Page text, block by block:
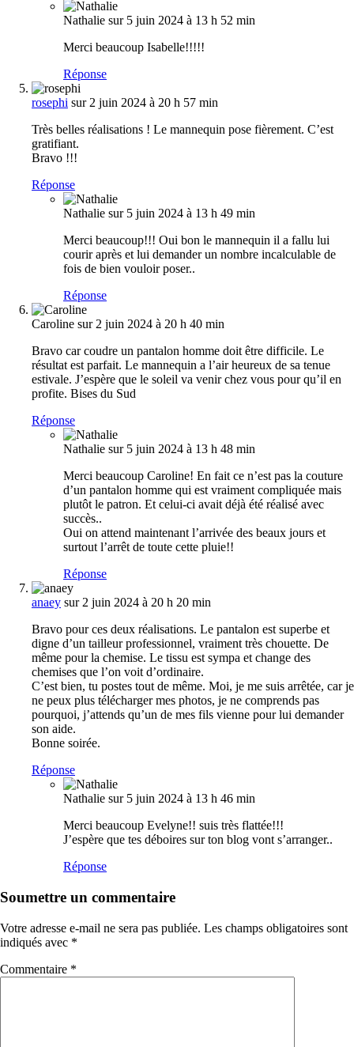
Nathalie sur 5 juin 2024 à 13 h 52 min
Merci beaucoup Isabelle!!!!!
Réponse
rosephi sur 2 juin 2024 à 20 h 57 min
Très belles réalisations ! Le mannequin pose fièrement. C’est
gratifiant.
Bravo !!!
Réponse
Nathalie sur 5 juin 2024 à 13 h 49 min
Merci beaucoup!!! Oui bon le mannequin il a fallu lui
courir après et lui demander un nombre incalculable de
fois de bien vouloir poser..
Réponse
Caroline sur 2 juin 2024 à 20 h 40 min
Bravo car coudre un pantalon homme doit être difficile. Le
résultat est parfait. Le mannequin a l’air heureux de sa tenue
estivale. J’espère que le soleil va venir chez vous pour qu’il en
profite. Bises du Sud
Réponse
Nathalie sur 5 juin 2024 à 13 h 48 min
Merci beaucoup Caroline! En fait ce n’est pas la couture
d’un pantalon homme qui est vraiment compliquée mais
plutôt le patron. Et celui-ci avait déjà été réalisé avec
succès..
Oui on attend maintenant l’arrivée des beaux jours et
surtout l’arrêt de toute cette pluie!!
Réponse
anaey sur 2 juin 2024 à 20 h 20 min
Bravo pour ces deux réalisations. Le pantalon est superbe et
digne d’un tailleur professionnel, vraiment très chouette. De
même pour la chemise. Le tissu est sympa et change des
chemises que l’on voit d’ordinaire.
C’est bien, tu postes tout de même. Moi, je me suis arrêtée, car je
ne peux plus télécharger mes photos, je ne comprends pas
pourquoi, j’attends qu’un de mes fils vienne pour lui demander
son aide.
Bonne soirée.
Réponse
Nathalie sur 5 juin 2024 à 13 h 46 min
Merci beaucoup Evelyne!! suis très flattée!!!
J’espère que tes déboires sur ton blog vont s’arranger..
Réponse
Soumettre un commentaire
Votre adresse e-mail ne sera pas publiée. Les champs obligatoires sont
indiqués avec *
Commentaire *